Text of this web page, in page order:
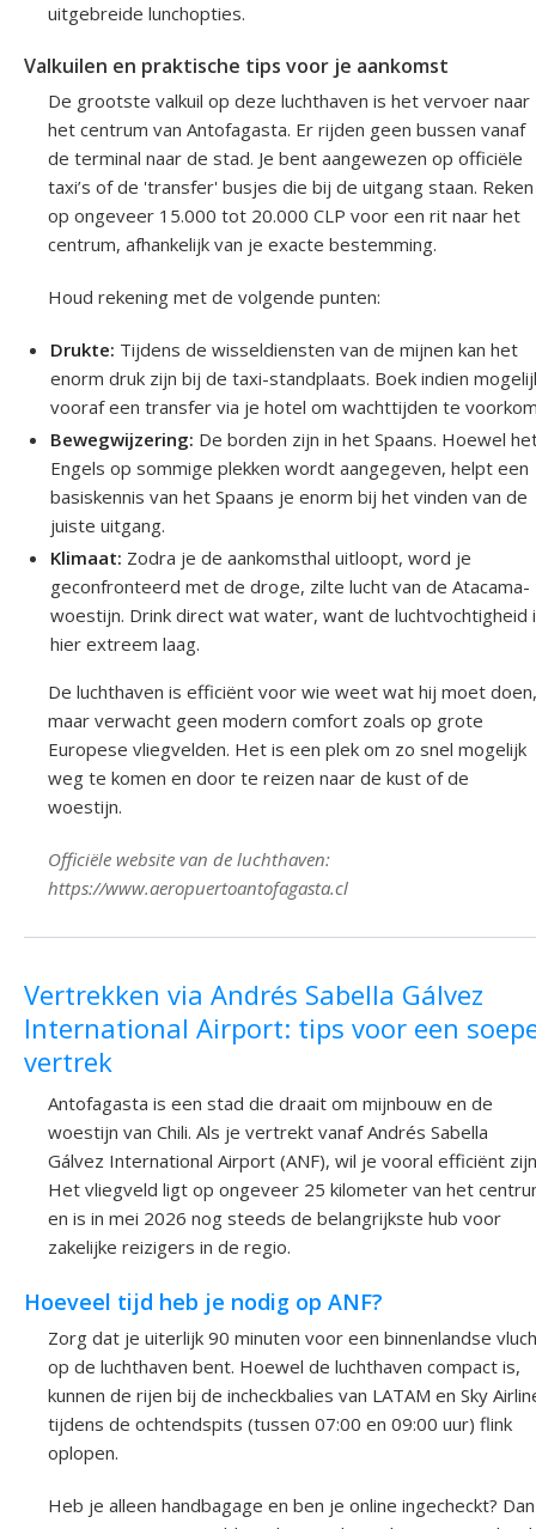
uitgebreide lunchopties.
Valkuilen en praktische tips voor je aankomst
De grootste valkuil op deze luchthaven is het vervoer naar
het centrum van Antofagasta. Er rijden geen bussen vanaf
de terminal naar de stad. Je bent aangewezen op officiële
taxi’s of de 'transfer' busjes die bij de uitgang staan. Reken
op ongeveer 15.000 tot 20.000 CLP voor een rit naar het
centrum, afhankelijk van je exacte bestemming.
Houd rekening met de volgende punten:
Drukte: Tijdens de wisseldiensten van de mijnen kan het
enorm druk zijn bij de taxi-standplaats. Boek indien
vooraf een transfer via je hotel om wachttijden te
Bewegwijzering: De borden zijn in het Spaans. Hoewel
Engels op sommige plekken wordt aangegeven, helpt een
basiskennis van het Spaans je enorm bij het vinden van de
juiste uitgang.
Klimaat: Zodra je de aankomsthal uitloopt, word je
geconfronteerd met de droge, zilte lucht van de Atacama-
woestijn. Drink direct wat water, want de luchtvochtigheid
hier extreem laag.
De luchthaven is efficiënt voor wie weet wat hij moet doen,
maar verwacht geen modern comfort zoals op grote
Europese vliegvelden. Het is een plek om zo snel mogelijk
weg te komen en door te reizen naar de kust of de
woestijn.
Officiële website van de luchthaven:
https://www.aeropuertoantofagasta.cl
Vertrekken via Andrés Sabella Gálvez
International Airport: tips voor een
vertrek
Antofagasta is een stad die draait om mijnbouw en de
woestijn van Chili. Als je vertrekt vanaf Andrés Sabella
Gálvez International Airport (ANF), wil je vooral efficiënt
Het vliegveld ligt op ongeveer 25 kilometer van het
en is in mei 2026 nog steeds de belangrijkste hub voor
zakelijke reizigers in de regio.
Hoeveel tijd heb je nodig op ANF?
Zorg dat je uiterlijk 90 minuten voor een binnenlandse
op de luchthaven bent. Hoewel de luchthaven compact is,
kunnen de rijen bij de incheckbalies van LATAM en Sky
tijdens de ochtendspits (tussen 07:00 en 09:00 uur) flink
oplopen.
Heb je alleen handbagage en ben je online ingecheckt? Dan